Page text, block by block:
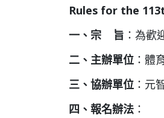
Rules for the
一、宗
旨 ：為歡
二、主辦單位 ：體
三、協辦單位 ：元
四、報名辦法 ：